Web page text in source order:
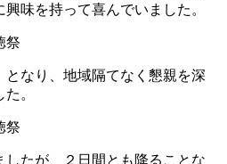
味を持って喜んでいました。
なり、地域隔てなく懇親を深
。
たが、２日間とも降ることな